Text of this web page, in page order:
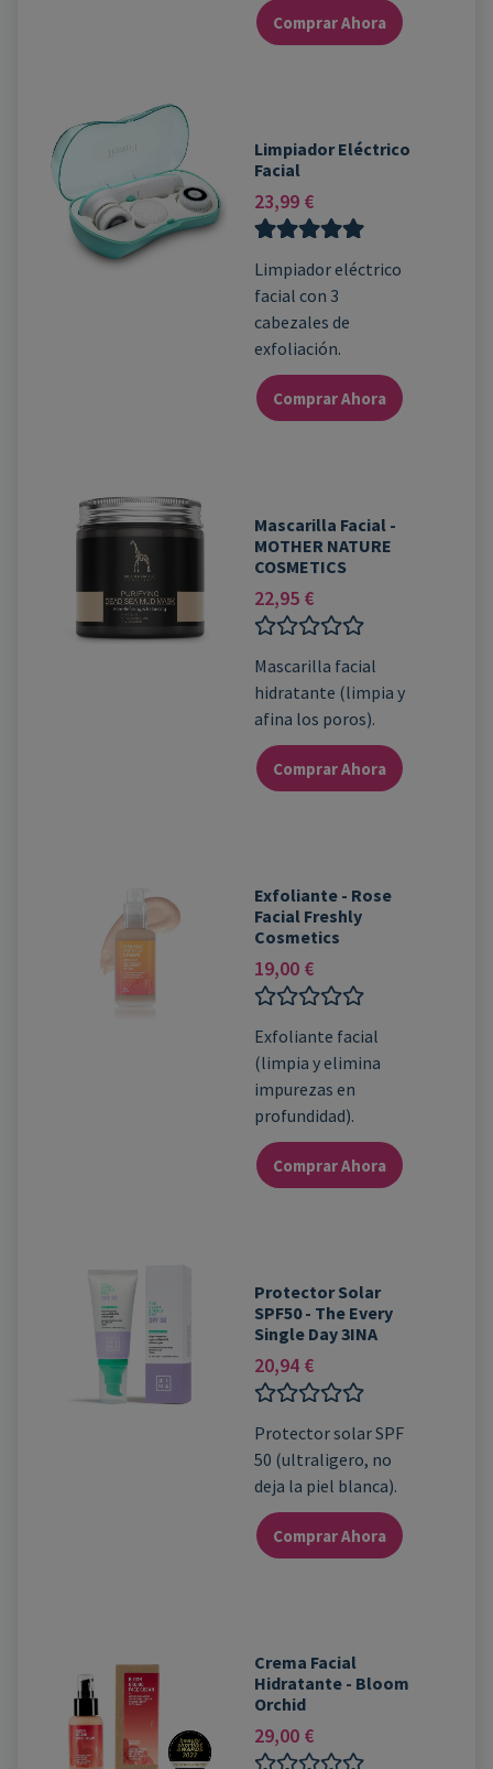
Comprar Ahora
Limpiador Eléctrico
Facial
23,99 €
Valorado con
5.00
de 5 en
base a
valoración
de un
cliente
Limpiador eléctrico
facial con 3
cabezales de
exfoliación.
Comprar Ahora
Mascarilla Facial -
MOTHER NATURE
COSMETICS
22,95 €
con
0
de
Mascarilla facial
hidratante (limpia y
afina los poros).
Comprar Ahora
Exfoliante - Rose
Facial Freshly
Cosmetics
19,00 €
con
0
de
Exfoliante facial
(limpia y elimina
impurezas en
profundidad).
Comprar Ahora
Protector Solar
SPF50 - The Every
Single Day 3INA
20,94 €
con
0
de
Protector solar SPF
50 (ultraligero, no
deja la piel blanca).
Comprar Ahora
Crema Facial
Hidratante - Bloom
Orchid
29,00 €